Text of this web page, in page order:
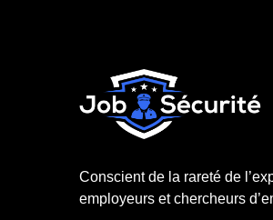
Conscient de la rareté de
employeurs et chercheurs